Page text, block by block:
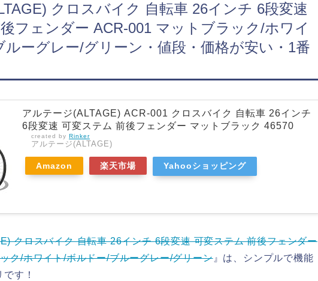
クロスバイク 自転車 26インチ 6段変速
フェンダー ACR-001 マットブラック/ホワイ
ルーグレー/グリーン・値段・価格が安い・1番
アルテージ(ALTAGE) ACR-001 クロスバイク 自転車 26インチ
6段変速 可変ステム 前後フェンダー マットブラック 46570
created by Rinker
アルテージ(ALTAGE)
Amazon 楽天市場 Yahooショッピング
クロスバイク 自転車 26インチ 6段変速 可変ステム 前後フェンダー
ク/ホワイト/ボルドー/ブルーグレー/グリーン』は、シンプルで機能
す！